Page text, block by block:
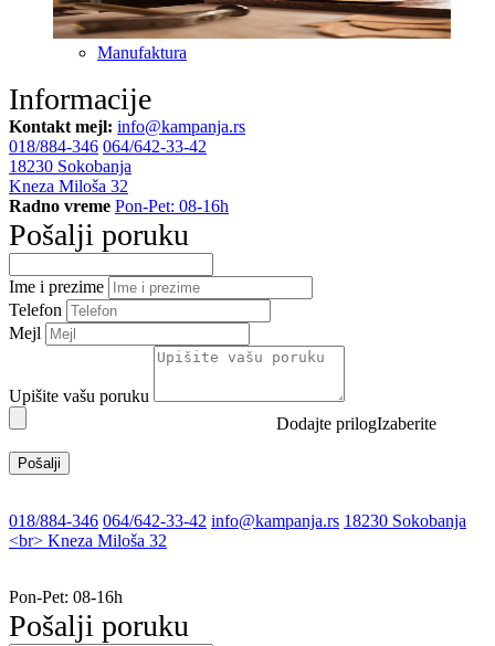
Manufaktura
Informacije
Kontakt mejl: info@kampanja.rs
018/884-346 064/642-33-42
18230 Sokobanja
Kneza Miloša 32
Radno vreme Pon-Pet: 08-16h
Pošalji poruku
Ime i prezime
Telefon
Mejl
Upišite vašu poruku
Dodajte prilog
Pošalji
018/884-346 064/642-33-42 info@kampanja.rs 18230 Sokobanja
<br> Kneza Miloša 32
Pon-Pet: 08-16h
Pošalji poruku